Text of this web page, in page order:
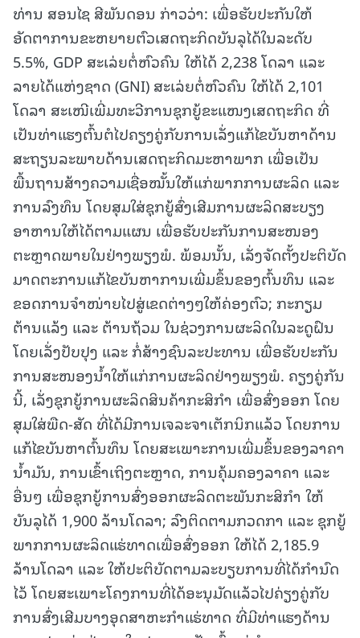
ທ່ານ ສອນໄຊ ສີພັນດອນ ກ່າວວ່າ: ເພື່ອຮັບປະກັນໃຫ້
ອັດຕາການຂະຫຍາຍຕົວເສດຖະກິດບັນລຸໄດ້ໃນລະດັບ
5.5%, GDP ສະເລ່ຍຕໍ່ຫົວຄົນ ໃຫ້ໄດ້ 2,238 ໂດລາ ແລະ
ລາຍໄດ້ແຫ່ງຊາດ (GNI) ສະເລ່ຍຕໍ່ຫົວຄົນ ໃຫ້ໄດ້ 2,101
ໂດລາ ສະເໜີເພີ່ມທະວີການຊຸກຍູ້ຂະແໜງເສດຖະກິດ ທີ່
ເປັນທ່າແຮງຕົ້ນຕໍໄປຄຽງຄູ່ກັບການເລັ່ງແກ້ໄຂບັນຫາດ້ານ
ສະຖຽນລະພາບດ້ານເສດຖະກິດມະຫາພາກ ເພື່ອເປັນ
ພື້ນຖານສ້າງຄວາມເຊື່ອໝັ້ນໃຫ້ແກ່ພາກການຜະລິດ ແລະ
ການລົງທຶນ ໂດຍສຸມໃສ່ຊຸກຍູ້ສົ່ງເສີມການຜະລິດສະບຽງ
ອາຫານໃຫ້ໄດ້ຕາມແຜນ ເພື່ອຮັບປະກັນການສະໜອງ
ຕະຫຼາດພາຍໃນຢ່າງພຽງພໍ. ພ້ອມນັ້ນ, ເລັ່ງຈັດຕັ້ງປະຕິບັດ
ມາດຕະການແກ້ໄຂບັນຫາການເພີ່ມຂຶ້ນຂອງຕົ້ນທຶນ ແລະ
ຂອດການຈໍາໜ່າຍໄປສູ່ເຂດຕ່າງໆໃຫ້ຄ່ອງຕົວ; ກະກຽມ
ຕ້ານແລ້ງ ແລະ ຕ້ານຖ້ວມ ໃນຊ່ວງການຜະລິດໃນລະດູຝົນ
ໂດຍເລັ່ງປັບປຸງ ແລະ ກໍ່ສ້າງຊົນລະປະທານ ເພື່ອຮັບປະກັນ
ການສະໜອງນໍ້າໃຫ້ແກ່ການຜະລິດຢ່າງພຽງພໍ. ຄຽງຄູ່ກັນ
ນີ້, ເລັ່ງຊຸກຍູ້ການຜະລິດສິນຄ້າກະສິກຳ ເພື່ອສົ່ງອອກ ໂດຍ
ສຸມໃສ່ພືດ-ສັດ ທີ່ໄດ້ມີການເຈລະຈາເຕັກນິກແລ້ວ ໂດຍການ
ແກ້ໄຂບັນຫາຕົ້ນທຶນ ໂດຍສະເພາະການເພີ່ມຂຶ້ນຂອງລາຄາ
ນໍ້າມັນ, ການເຂົ້າເຖິງຕະຫຼາດ, ການຄຸ້ມຄອງລາຄາ ແລະ
ອື່ນໆ ເພື່ອຊຸກຍູ້ການສົ່ງອອກຜະລິດຕະພັນກະສິກຳ ໃຫ້
ບັນລຸໄດ້ 1,900 ລ້ານໂດລາ; ລົງຕິດຕາມກວດກາ ແລະ ຊຸກຍູ້
ພາກການຜະລິດແຮ່ທາດເພື່ອສົ່ງອອກ ໃຫ້ໄດ້ 2,185.9
ລ້ານໂດລາ ແລະ ໃຫ້ປະຕິບັດຕາມລະບຽບການທີ່ໄດ້ກໍານົດ
ໄວ້ ໂດຍສະເພາະໂຄງການທີ່ໄດ້ອະນຸມັດແລ້ວໄປຄ່ຽງຄູ່ກັບ
ການສົ່ງເສີມບາງອຸດສາຫະກຳແຮ່ທາດ ທີ່ມີທ່າແຮງດ້ານ